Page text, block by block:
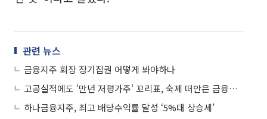
관련 뉴스
금융지주 회장 장기집권 어떻게 봐야하나
고공실적에도 '만년 저평가주' 꼬리표, 숙제 떠안은 금융지주 CEO
하나금융지주, 최고 배당수익률 달성 ‘5%대 상승세’